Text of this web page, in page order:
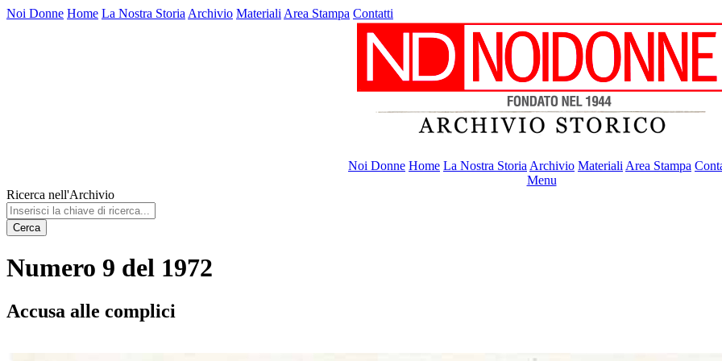
Noi Donne Home La Nostra Storia Archivio Materiali Area Stampa Contatti
Noi Donne Home La Nostra Storia Archivio Materiali Area Stampa
Menu
Ricerca nell'Archivio
Cerca
Numero 9 del 1972
Accusa alle complici